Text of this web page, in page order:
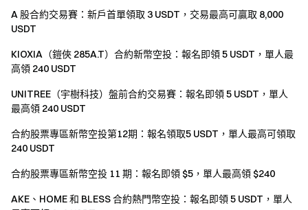
英國以及其他受限地區的使用者無法使用全部或部分
服務(包括參與本活動、遊戲或競賽), 有關受限地區的詳
細資訊請閱讀User Agreement 。請注意我們無意向此
類受限地區的客戶進行招攬或行銷。
Gate團隊 2025年4月28日 **加密貨幣之門** 安全、快捷、
輕鬆交易超過 4,900 種加密貨幣 **立即行動**
高可領 $10,000 迎新獎勵邀請他人註冊，可獲 40% 佣金 **
關注官方頻道**
話題進入全球社群，獲取最新資訊 **透明度保障** 查看
100% 儲備金證明
A 股合約交易賽：新戶首單領取 3 USDT，交易最高可贏取 8,000
USDT
KIOXIA（鎧俠 285A.T）合約新幣空投：報名即領 5 USDT，單人最
高領 240 USDT
UNITREE（宇樹科技）盤前合約交易賽：報名即領 5 USDT，單人
最高領 240 USDT
合約股票專區新幣空投第12期：報名領取5 USDT，單人最高可領取
240 USDT
合約股票專區新幣空投 11 期：報名即領 $5，單人最高領 $240
AKE、HOME 和 BLESS 合約熱門幣空投：報名即領 5 USDT，單人